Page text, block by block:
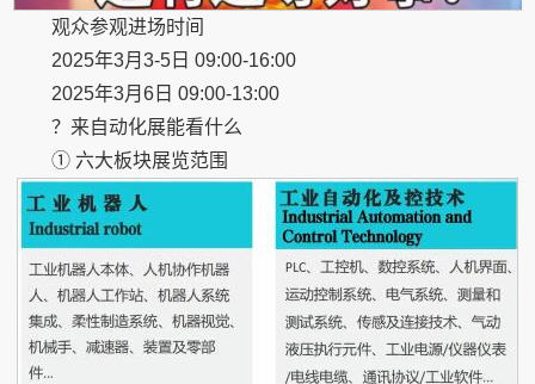
观众参观进场时间
2025年3月3-5日 09:00-16:00
2025年3月6日 09:00-13:00
？来自动化展能看什么
① 六大板块展览范围